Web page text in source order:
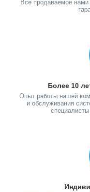
Все продаваемое
Более 10
Опыт работы нашей
и обслуживания